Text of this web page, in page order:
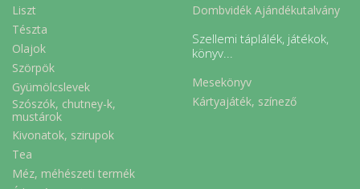
Liszt
Tészta
Olajok
Szörpök
Gyümölcslevek
Szószók, chutney-k,
mustárok
Kivonatok, szirupok
Tea
Méz, méhészeti termék
Dombvidék Ajándékutalvány
Szellemi táplálék, játékok,
könyv...
Mesekönyv
Kártyajáték, színező